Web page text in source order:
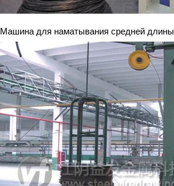
Машина для наматывания средней длины